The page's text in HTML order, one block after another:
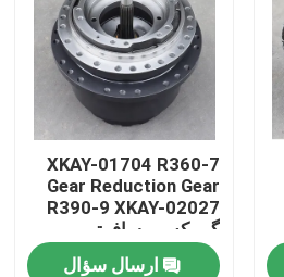
XKAY-01704 R360-7
Gear Reduction Gear
R390-9 XKAY-02027
گیربکس مسافرتی
ارسال سؤال